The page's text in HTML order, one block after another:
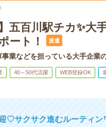
五百川駅チカ✨
ート！
派遣
業などを担っている大手企業
40～50代活躍 WEB登録OK
♡サクサク進むルーティ